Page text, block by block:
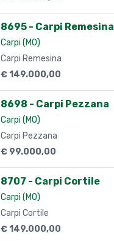
8695 - Carpi Remesina
Carpi (MO)
Carpi Remesina
€ 149.000,00
8698 - Carpi Pezzana
Carpi (MO)
Carpi Pezzana
€ 99.000,00
8707 - Carpi Cortile
Carpi (MO)
Carpi Cortile
€ 149.000,00